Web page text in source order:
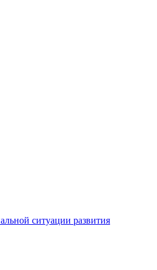
ситуации развития